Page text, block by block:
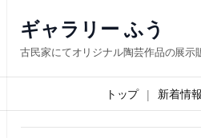
ギャラリー ふう
古民家にてオリジナル陶芸作品の展示
トップ 新着情報